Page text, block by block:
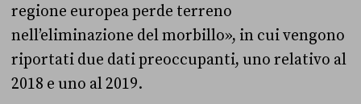
regione europea perde terreno
nell’eliminazione del morbillo», in cui vengono
riportati due dati preoccupanti, uno relativo al
2018 e uno al 2019.